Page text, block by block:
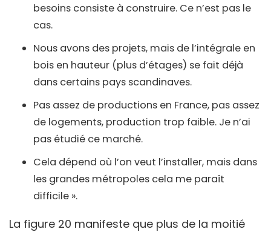
besoins consiste à construire. Ce n’est pas le
cas.
Nous avons des projets, mais de l’intégrale en
bois en hauteur (plus d’étages) se fait déjà
dans certains pays scandinaves.
Pas assez de productions en France, pas assez
de logements, production trop faible. Je n’ai
pas étudié ce marché.
Cela dépend où l’on veut l’installer, mais dans
les grandes métropoles cela me paraît
difficile ».
La figure 20 manifeste que plus de la moitié